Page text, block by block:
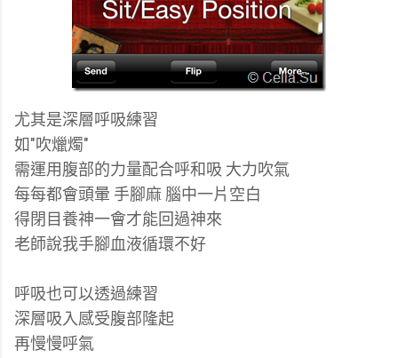
尤其是深層呼吸練習
如"吹爉燭"
需運用腹部的力量配合呼和吸 大力吹氣
每每都會頭暈 手腳麻 腦中一片空白
得閉目養神一會才能回過神來
老師說我手腳血液循環不好
呼吸也可以透過練習
深層吸入感受腹部隆起
再慢慢呼氣